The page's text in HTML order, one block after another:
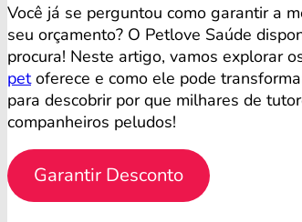
Você já se perguntou como garantir a
seu orçamento? O Petlove Saúde
procura! Neste artigo, vamos explorar
petoferece e como ele pode
para descobrir por que milhares de
companheiros peludos!
Garantir Desconto